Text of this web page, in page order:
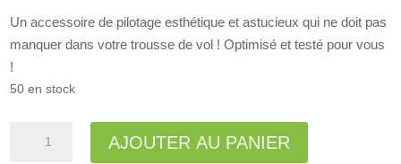
Un accessoire de pilotage esthétique et astucieux qui ne doit pas
manquer dans votre trousse de vol ! Optimisé et testé pour vous
!
50 en stock
AJOUTER AU PANIER